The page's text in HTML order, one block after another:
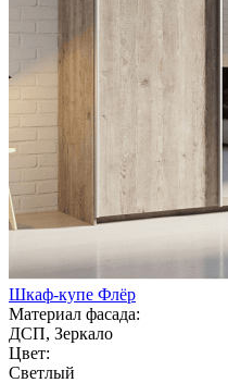
Шкаф-купе Флёр
Материал фасада:
ДСП, Зеркало
Цвет:
Светлый